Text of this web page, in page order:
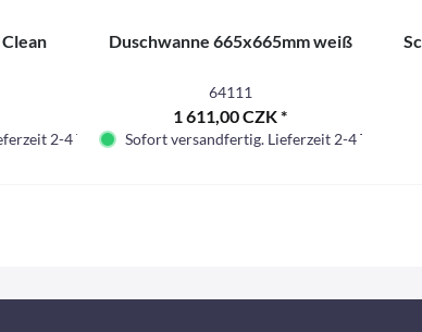
2-4 Tage.
Duschwanne 665x665mm weiß
64111
1 611,00 CZK *
Sofort versandfertig. Lieferzeit 2-4 Tage.